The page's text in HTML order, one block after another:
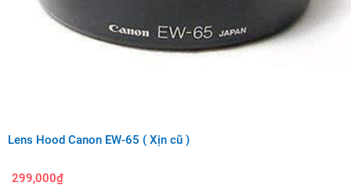
Lens Hood Canon EW-65 ( Xịn cũ )
299,000₫